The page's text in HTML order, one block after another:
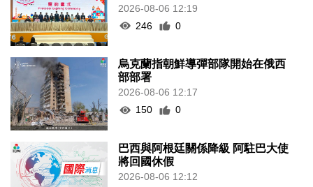
2026-08-06 12:19
246
0
烏克蘭指朝鮮導彈部隊開始在俄西
部部署
2026-08-06 12:17
150
0
巴西與阿根廷關係降級 阿駐巴大使
將回國休假
2026-08-06 12:12